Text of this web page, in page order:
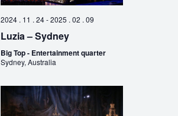
2024 . 11 . 24-2025 . 02 . 09
Luzia – Sydney
Big Top - Entertainment quarter
Sydney, Australia